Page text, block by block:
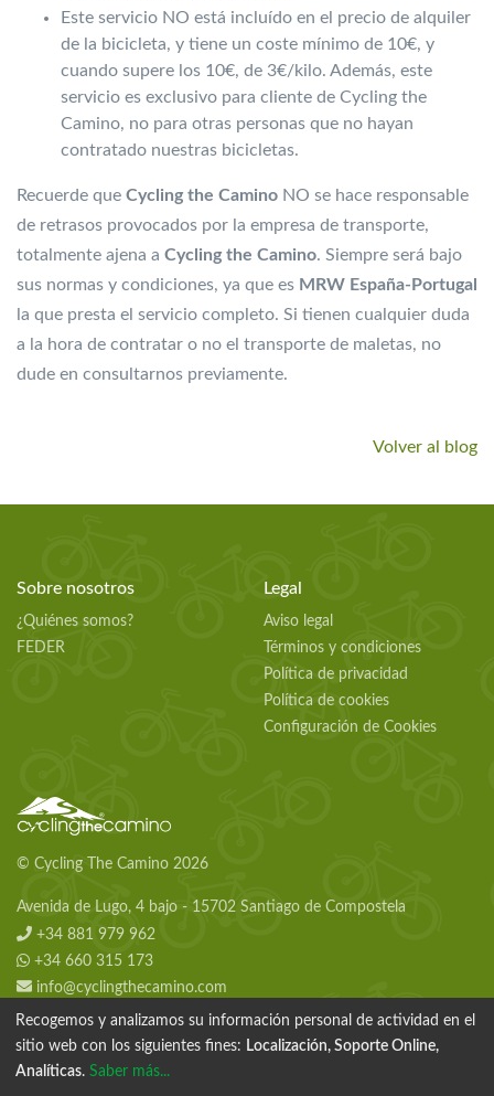
Este servicio NO está incluído en el precio de alquiler
de la bicicleta, y tiene un coste mínimo de 10€, y
cuando supere los 10€, de 3€/kilo. Además, este
servicio es exclusivo para cliente de Cycling the
Camino, no para otras personas que no hayan
contratado nuestras bicicletas.
Recuerde que Cycling the Camino NO se hace responsable
de retrasos provocados por la empresa de transporte,
totalmente ajena a Cycling the Camino. Siempre será bajo
sus normas y condiciones, ya que es MRW España-Portugal
la que presta el servicio completo. Si tienen cualquier duda
a la hora de contratar o no el transporte de maletas, no
dude en consultarnos previamente.
Volver al blog
Sobre nosotros
¿Quiénes somos?
FEDER
Legal
Aviso legal
Términos y condiciones
Política de privacidad
Política de cookies
Configuración de Cookies
© Cycling The Camino 2026
Avenida de Lugo, 4 bajo - 15702 Santiago de Compostela
+34 881 979 962
+34 660 315 173
info@cyclingthecamino.com
Recogemos y analizamos su información personal de actividad en el
sitio web con los siguientes fines: Localización, Soporte Online,
Analíticas. Saber más...